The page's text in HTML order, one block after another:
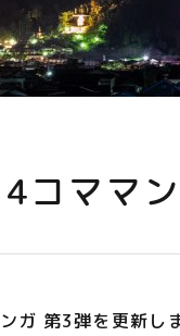
コママ
ガ 第3弾を更新し